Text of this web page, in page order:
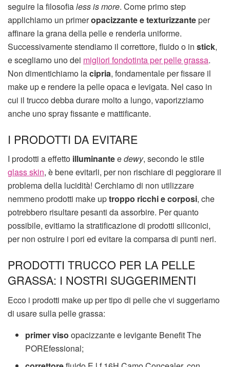
seguire la filosofialess is more. Come primo step
applichiamo un primeropacizzante e texturizzanteper
affinare la grana della pelle e renderla uniforme.
Successivamente stendiamo il correttore, fluido o in stick,
e scegliamo uno dei migliori fondotinta per pelle grassa.
Non dimentichiamo lacipria, fondamentale per fissare il
make up e rendere la pelle opaca e levigata. Nel caso in
cui il trucco debba durare molto a lungo, vaporizziamo
anche uno spray fissante e mattificante.
I PRODOTTI DA EVITARE
I prodotti a effetto illuminanteedewy, secondo le stile
glass skin, è bene evitarli, per non rischiare di peggiorare il
problema della lucidità! Cerchiamo di non utilizzare
nemmeno prodotti make uptroppo ricchi e corposi, che
potrebbero risultare pesanti da assorbire. Per quanto
possibile, evitiamo la stratificazione di prodotti siliconici,
per non ostruire i pori ed evitare la comparsa di punti neri.
PRODOTTI TRUCCO PER LA PELLE
GRASSA: I NOSTRI SUGGERIMENTI
Ecco i prodotti make up per tipo di pelle che vi suggeriamo
di usare sulla pelle grassa:
primer viso opacizzante e levigante Benefit The
POREfessional;